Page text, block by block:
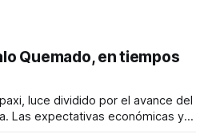
Quemado, en tiempos
luce dividido por el avance del
Las expectativas económicas y